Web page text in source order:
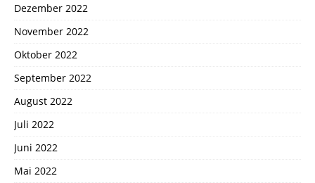
Dezember 2022
November 2022
Oktober 2022
September 2022
August 2022
Juli 2022
Juni 2022
Mai 2022